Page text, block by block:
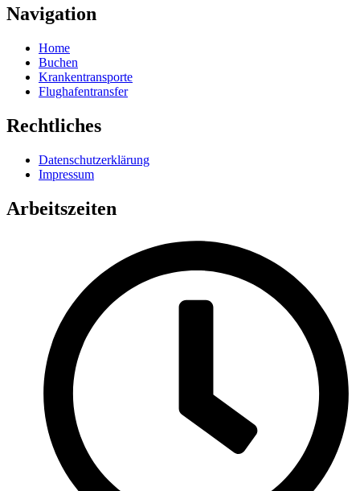
Navigation
Home
Buchen
Krankentransporte
Flughafentransfer
Rechtliches
Datenschutzerklärung
Impressum
Arbeitszeiten